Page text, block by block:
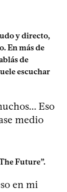
y directo,
En más de
de
escuchar
Eso
medio
Future”.
en mi